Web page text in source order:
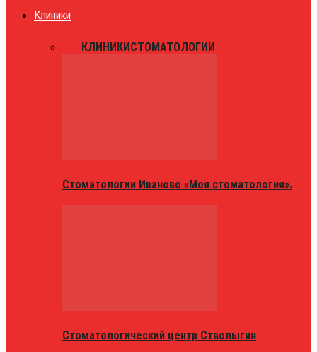
Клиники
КЛИНИКИСТОМАТОЛОГИИ
Стоматологии Иваново «Моя стоматология».
Стоматологический центр Стволыгин